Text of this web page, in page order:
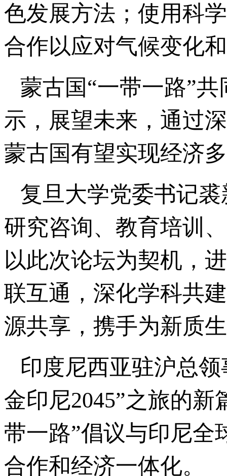
色发展方法；使用科
合作以应对气候变化
蒙古国“一带一路”
示，展望未来，通过
蒙古国有望实现经济
复旦大学党委书记
研究咨询、教育培训
以此次论坛为契机，
联互通，深化学科共
源共享，携手为新质
印度尼西亚驻沪总
金印尼2045”之旅的
带一路”倡议与印尼全
合作和经济一体化。